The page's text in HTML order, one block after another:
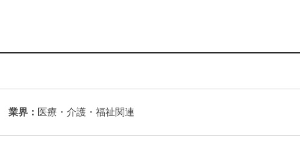
業界： 医療・介護・福祉関連